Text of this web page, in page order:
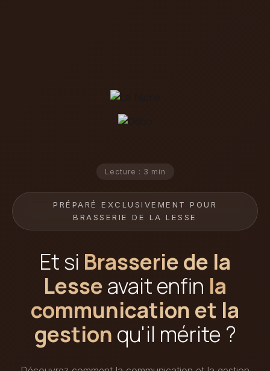
Lecture : 3 min
PRÉPARÉ EXCLUSIVEMENT POUR
BRASSERIE DE LA LESSE
Et si Brasserie de la
Lesseavait enfin la
communication et la
gestion qu'il mérite ?